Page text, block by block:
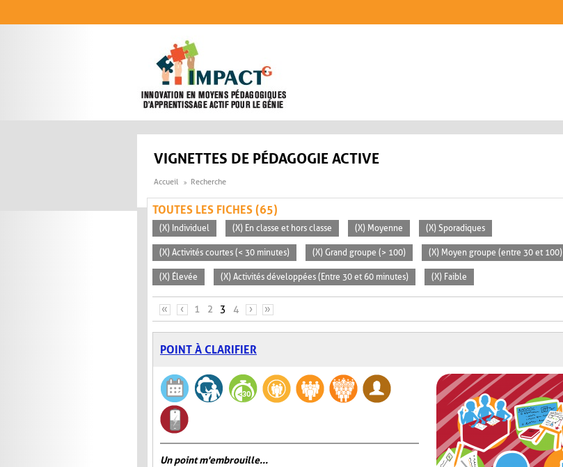
VIGNETTES DE PÉDAGOGIE ACTIVE
Accueil Recherche
TOUTES LES FICHES (65)
(X) Individuel (X) En classe et hors classe (X) Moyenne (X) Sporadiques
(X) Activités courtes (< 30 minutes) (X) Grand groupe (> 100) (X) Moyen groupe (entre 30 et 100)
(X) Élevée (X) Activités développées (Entre 30 et 60 minutes) (X) Faible
PAGES
« ‹ 1 2 3 4 › »
POINT À CLARIFIER
Un point m'embrouille...